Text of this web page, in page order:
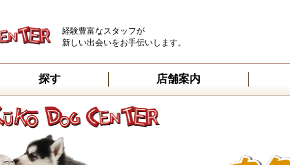
経験豊富なスタッフが
新しい出会いをお手伝いします。
探す 店舗案内